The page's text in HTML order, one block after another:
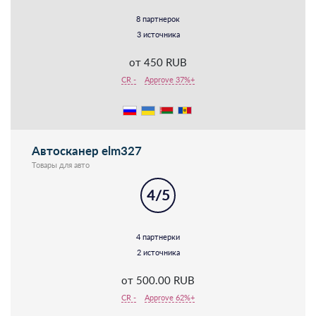
8 партнерок
3 источника
от 450 RUB
CR - Approve 37%+
Автосканер elm327
Товары для авто
4/5
4 партнерки
2 источника
от 500.00 RUB
CR - Approve 62%+